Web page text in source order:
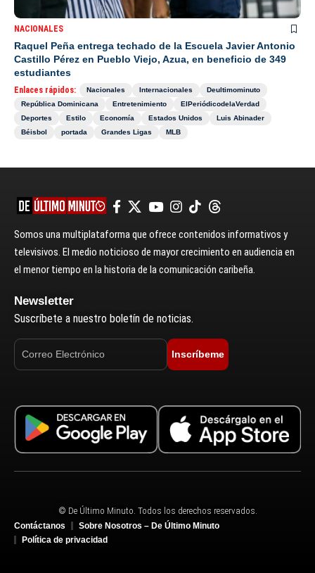
NACIONALES
Raquel Peña entrega techado de la Escuela Javier Antonio
Castillo Pérez en Pueblo Viejo, Azua, en beneficio de 349
estudiantes
Enlaces rápidos: Nacionales Internacionales
Deultimominuto
República Dominicana
Entretenimiento
ElPeriódicodelaVerdad
Deportes
Estilo Economía Estados Unidos
Luis Abinader
Béisbol
portada Grandes Ligas MLB
Somos una multiplataforma que ofrece contenidos informativos y
televisivos. El medio noticioso de mayor crecimiento en audiencia en
el menor tiempo en la historia de la comunicación caribeña.
Newsletter
Suscríbete a nuestro boletín de noticias.
Inscríbeme
© De Último Minuto. Todos los derechos reservados.
Contáctanos
Sobre Nosotros – De Último Minuto
Política de privacidad